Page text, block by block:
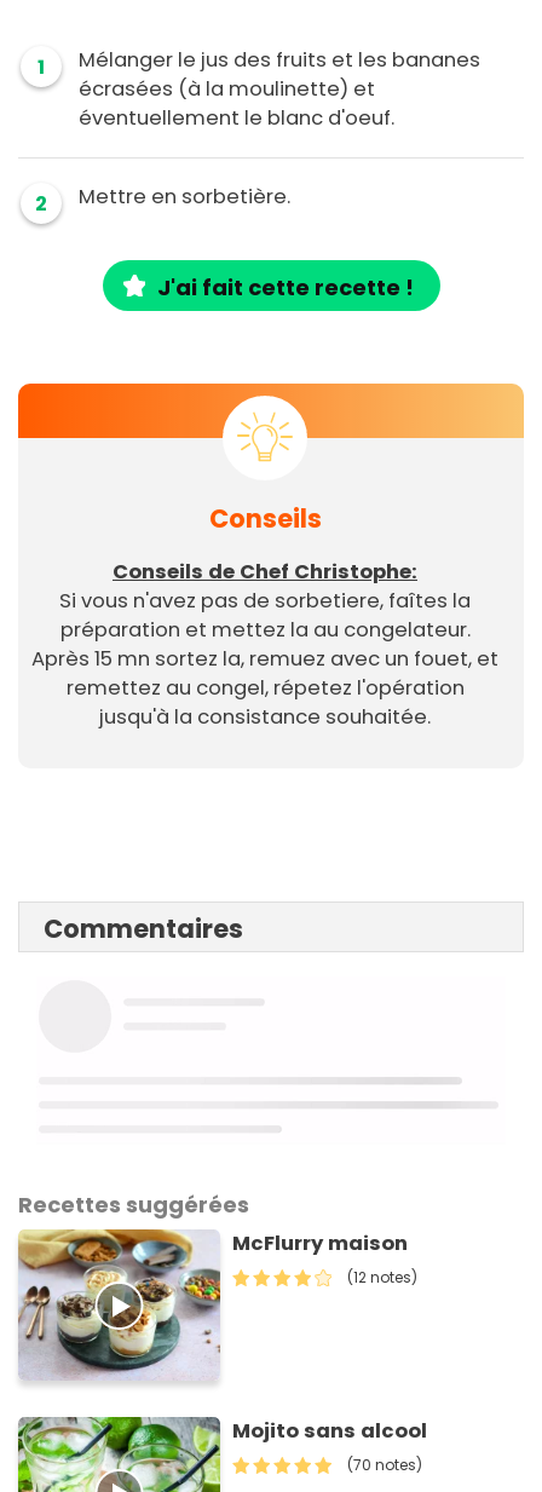
1
Mélanger le jus des fruits et les bananes
écrasées (à la moulinette) et
éventuellement le blanc d'oeuf.
2 Mettre en sorbetière.
J'ai fait cette recette !
Conseils
Conseils de Chef Christophe:
Si vous n'avez pas de sorbetiere, faîtes la
préparation et mettez la au congelateur.
Après 15 mn sortez la, remuez avec un fouet, et
remettez au congel, répetez l'opération
jusqu'à la consistance souhaitée.
Commentaires
Recettes suggérées
McFlurry maison
(12 notes)
Mojito sans alcool
(70 notes)